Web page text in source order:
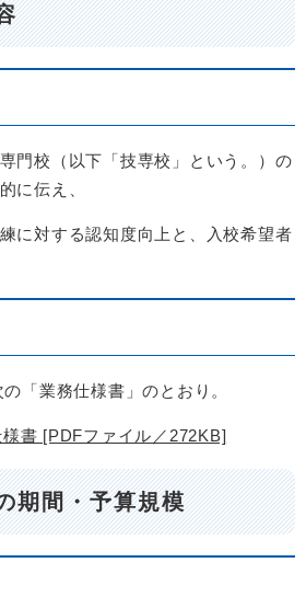
以下「技専校」という。）の
に伝え、
する認知度向上と、入校希望者
仕様書」のとおり。
書 [PDFファイル／272KB]
期間・予算規模